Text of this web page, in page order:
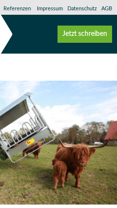
Referenzen Impressum Datenschutz AGB
Jetzt schreiben